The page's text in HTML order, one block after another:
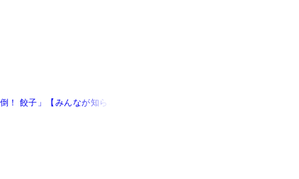
餃子」【みんなが知らない、シュウマイの実力】